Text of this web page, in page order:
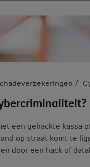
een gehackte kassa
op straat komt te
door een hack of